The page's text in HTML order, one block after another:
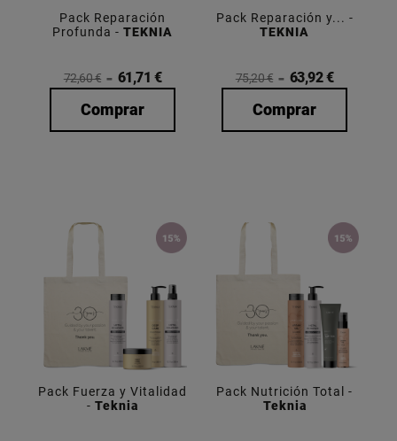
Pack Reparación
Profunda - TEKNIA
72,60 € 61,71 €
Comprar
Pack Reparación y... -
TEKNIA
75,20 € 63,92 €
Comprar
Pack Fuerza y Vitalidad
- Teknia
Pack Nutrición Total -
Teknia